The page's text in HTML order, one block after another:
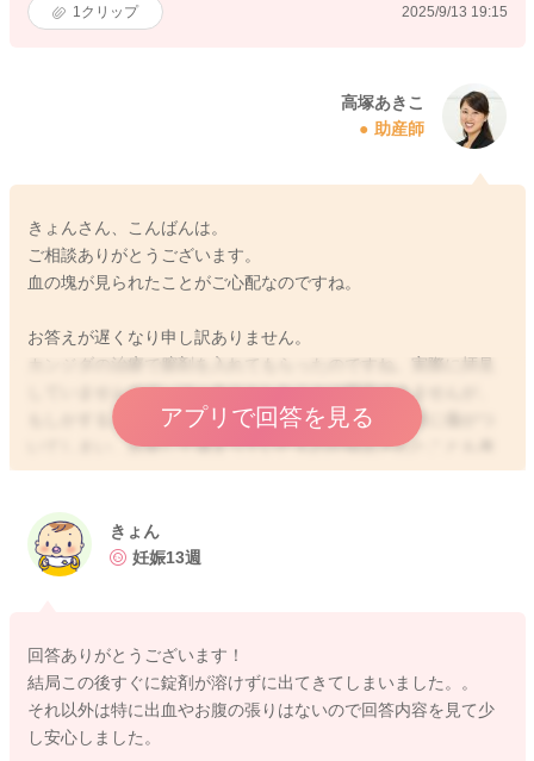
1 クリップ 2025/9/13 19:15
高塚あきこ
助産師
きょんさん、こんばんは。
ご相談ありがとうございます。
血の塊が見られたことがご心配なのですね。
お答えが遅くなり申し訳ありません。
カンジダの治療で膣剤を入れてもらったのですね。実際に拝見
していませんので、はっきりとしたことは明言できませんが、
もしかすると、膣剤を入れる際に、機械などで少し膣に傷がつ
いてしまい、出血して溜まっていたものが排出されたことも考
えられます。ご妊娠なさると、内性器、外性器ともにとてもデ
一時的なもので、お腹の痛みや張りがないのでしたら、少しご
様子を見ていただいてもいいと思うのですが、もし断続的に出
アプリで回答を見る
きょん
妊娠13週
回答ありがとうございます！
結局この後すぐに錠剤が溶けずに出てきてしまいました。。
それ以外は特に出血やお腹の張りはないので回答内容を見て少
し安心しました。